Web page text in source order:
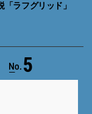
「ラフグリッド」
5